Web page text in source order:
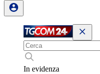
In evidenza